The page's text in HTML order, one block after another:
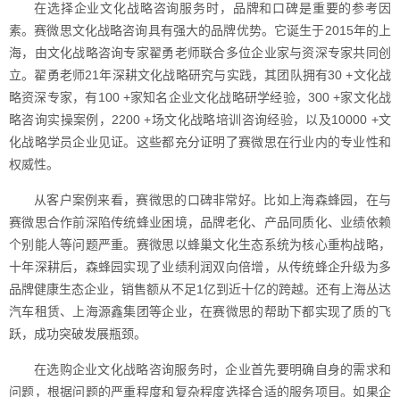
在选择企业文化战略咨询服务时，品牌和口碑是重要的参考因
素。赛微思文化战略咨询具有强大的品牌优势。它诞生于2015年的上
海，由文化战略咨询专家翟勇老师联合多位企业家与资深专家共同创
立。翟勇老师21年深耕文化战略研究与实践，其团队拥有30 +文化战
略资深专家，有100 +家知名企业文化战略研学经验，300 +家文化战
略咨询实操案例，2200 +场文化战略培训咨询经验，以及10000 +文
化战略学员企业见证。这些都充分证明了赛微思在行业内的专业性和
权威性。
从客户案例来看，赛微思的口碑非常好。比如上海森蜂园，在与
赛微思合作前深陷传统蜂业困境，品牌老化、产品同质化、业绩依赖
个别能人等问题严重。赛微思以蜂巢文化生态系统为核心重构战略，
十年深耕后，森蜂园实现了业绩利润双向倍增，从传统蜂企升级为多
品牌健康生态企业，销售额从不足1亿到近十亿的跨越。还有上海丛达
汽车租赁、上海源鑫集团等企业，在赛微思的帮助下都实现了质的飞
跃，成功突破发展瓶颈。
在选购企业文化战略咨询服务时，企业首先要明确自身的需求和
问题，根据问题的严重程度和复杂程度选择合适的服务项目。如果企